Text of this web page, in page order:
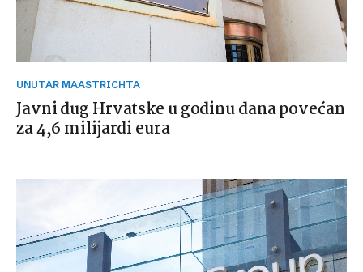
UNUTAR MAASTRICHTA
Javni dug Hrvatske u godinu dana povećan
za 4,6 milijardi eura